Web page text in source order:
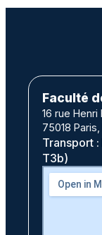
Faculté
16 rue Henri
75018
Transport
T3b)